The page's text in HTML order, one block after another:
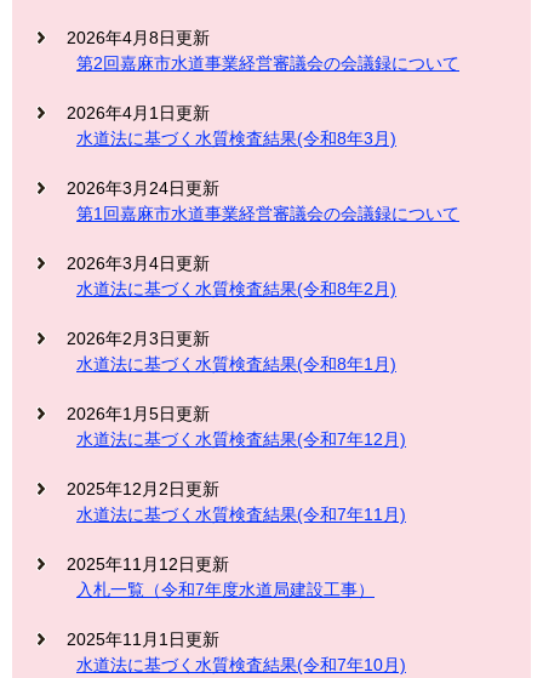
2026年4月8日更新
第2回嘉麻市水道事業経営審議会の会議録について
2026年4月1日更新
水道法に基づく水質検査結果(令和8年3月)
2026年3月24日更新
第1回嘉麻市水道事業経営審議会の会議録について
2026年3月4日更新
水道法に基づく水質検査結果(令和8年2月)
2026年2月3日更新
水道法に基づく水質検査結果(令和8年1月)
2026年1月5日更新
水道法に基づく水質検査結果(令和7年12月)
2025年12月2日更新
水道法に基づく水質検査結果(令和7年11月)
2025年11月12日更新
入札一覧（令和7年度水道局建設工事）
2025年11月1日更新
水道法に基づく水質検査結果(令和7年10月)